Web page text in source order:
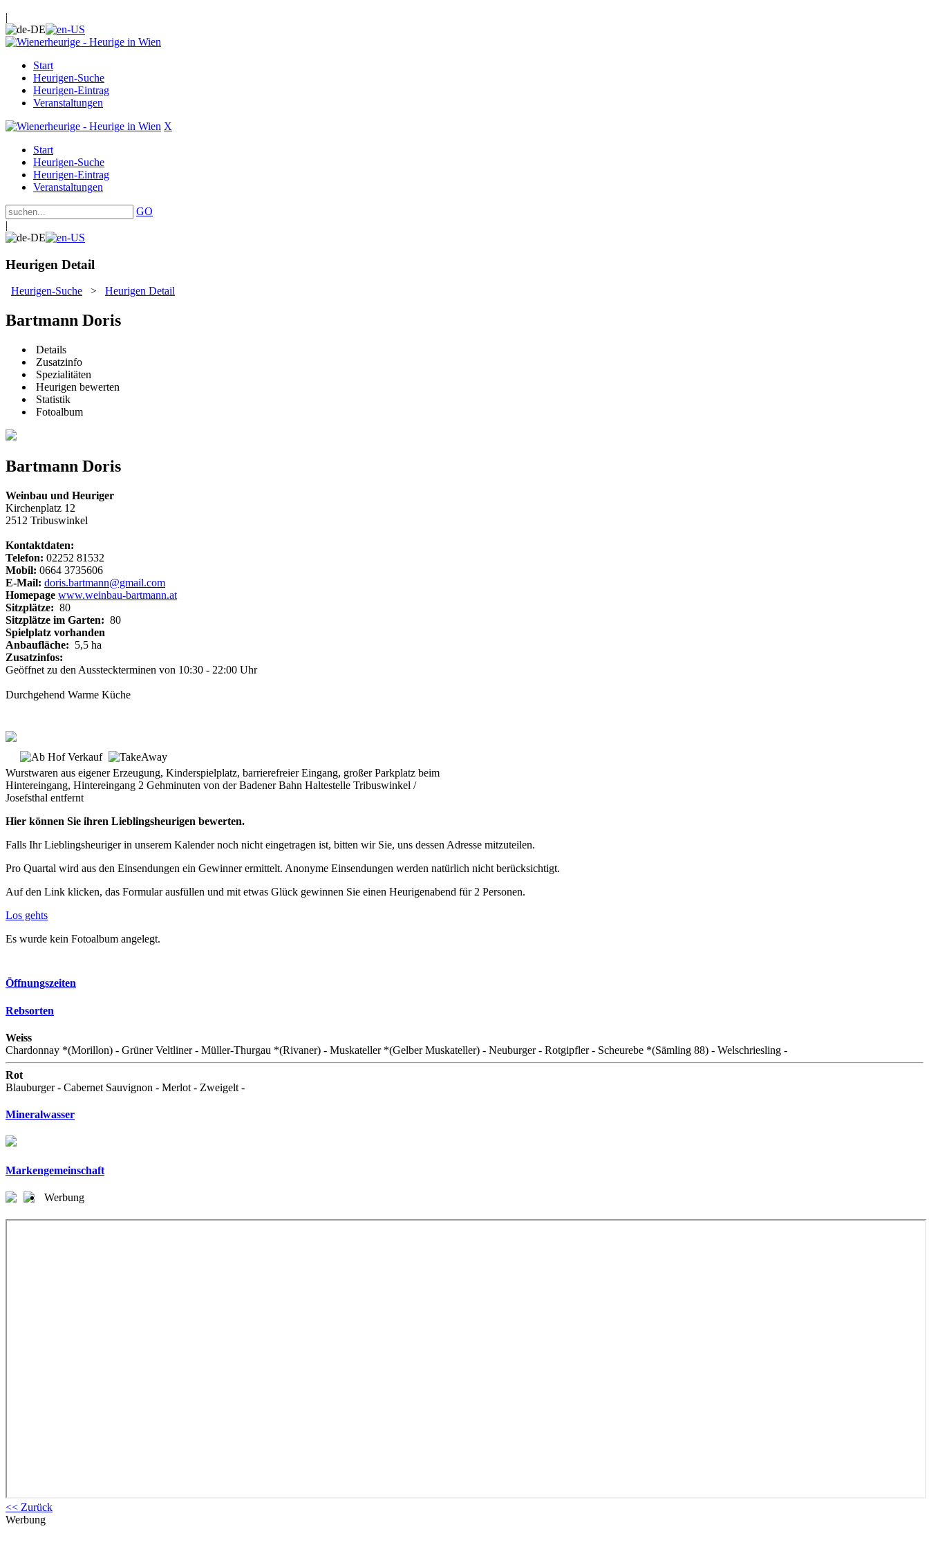
|
Start
Heurigen-Suche
Heurigen-Eintrag
Veranstaltungen
X
Start
Heurigen-Suche
Heurigen-Eintrag
Veranstaltungen
GO
|
Heurigen Detail
Heurigen-Suche > Heurigen Detail
Bartmann Doris
Details
Zusatzinfo
Spezialitäten
Heurigen bewerten
Statistik
Fotoalbum
Bartmann Doris
Weinbau und Heuriger
Kirchenplatz 12
2512 Tribuswinkel
Kontaktdaten:
Telefon: 02252 81532
Mobil: 0664 3735606
E-Mail: doris.bartmann@gmail.com
Homepage www.weinbau-bartmann.at
Sitzplätze: 80
Sitzplätze im Garten: 80
Spielplatz vorhanden
Anbaufläche: 5,5 ha
Zusatzinfos:
Geöffnet zu den Aussteckterminen von 10:30 - 22:00 Uhr
Durchgehend Warme Küche
Wurstwaren aus eigener Erzeugung, Kinderspielplatz, barrierefreier Eingang, großer Parkplatz beim
Hintereingang, Hintereingang 2 Gehminuten von der Badener Bahn Haltestelle Tribuswinkel /
Josefsthal entfernt
Hier können Sie ihren Lieblingsheurigen bewerten.
Falls Ihr Lieblingsheuriger in unserem Kalender noch nicht eingetragen ist, bitten wir Sie, uns dessen Adresse mitzuteilen.
Pro Quartal wird aus den Einsendungen ein Gewinner ermittelt. Anonyme Einsendungen werden natürlich nicht berücksichtigt.
Auf den Link klicken, das Formular ausfüllen und mit etwas Glück gewinnen Sie einen Heurigenabend für 2 Personen.
Los gehts
Es wurde kein Fotoalbum angelegt.
Öffnungszeiten
Rebsorten
Weiss
Chardonnay *(Morillon) - Grüner Veltliner - Müller-Thurgau *(Rivaner) - Muskateller *(Gelber Muskateller) - Neuburger - Rotgipfler - Scheurebe *(Sämling 88) - Welschriesling -
Rot
Blauburger - Cabernet Sauvignon - Merlot - Zweigelt -
Mineralwasser
Markengemeinschaft
Werbung
<< Zurück
Werbung